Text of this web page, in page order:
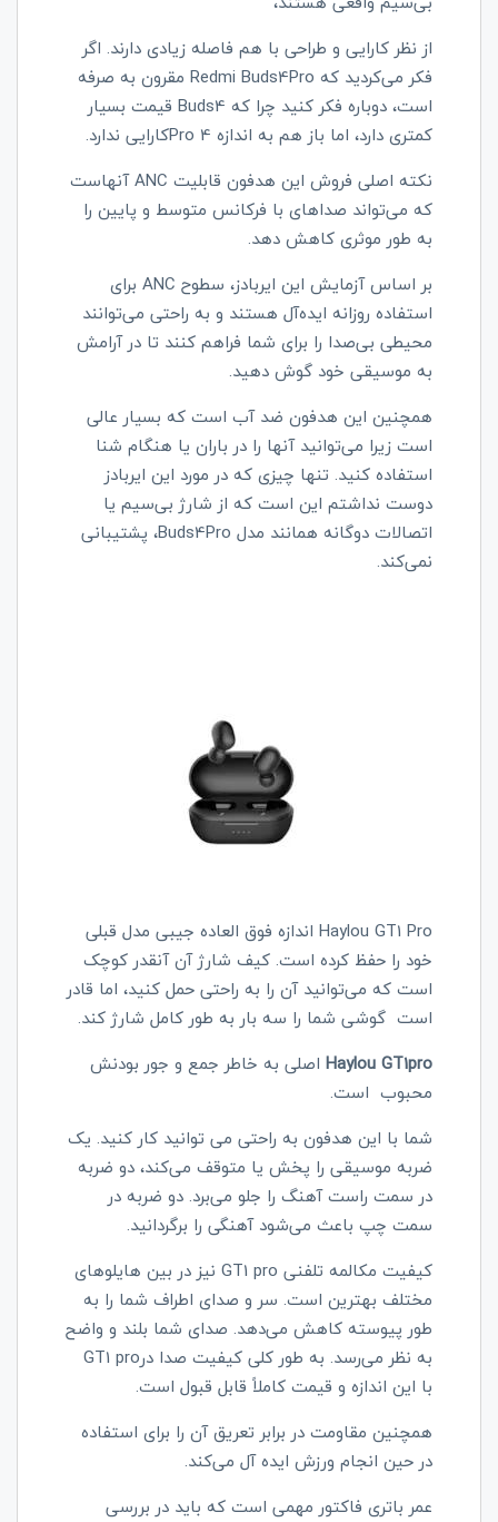
از نظر کارایی و طراحی با هم فاصله زیادی دارند. اگر
فکر می‌کردید کهRedmi Buds4Pro مقرون به صرفه
است، دوباره فکر کنید چرا کهBuds4 قیمت بسیار
کمتری دارد، اما باز هم به اندازه 4
Proکارایی ندارد.
نکته اصلی فروش این هدفون قابلیتANCآنهاست
که می‌تواند صداهای با فرکانس متوسط و پایین را
به طور موثری کاهش دهد.
بر اساس آزمایش این ایربادز، سطوحANC برای
استفاده روزانه ایده‌آل هستند و به راحتی می‌توانند
محیطی بی‌صدا را برای شما فراهم کنند تا در آرامش
به موسیقی خود گوش دهید.
همچنین این هدفون ضد آب است که بسیار عالی
است زیرا می‌توانید آنها را در باران یا هنگام شنا
استفاده کنید. تنها چیزی که در مورد این ایربادز
دوست نداشتم این است که از شارژ بی‌سیم یا
اتصالات دوگانه همانند مدل Buds4Pro، پشتیبانی
نمی‌کند.
Haylou GT1 Proاندازه فوق العاده جیبی مدل قبلی
خود را حفظ کرده است. کیف شارژ آن آنقدر کوچک
است که می‌توانید آن را به راحتی حمل کنید، اما قادر
است گوشی شما را سه بار به طور کامل شارژ کند.
Haylou GT1pro اصلی به خاطر جمع و جور بودنش
محبوب است.
شما با این هدفون به راحتی می توانید کار کنید. یک
ضربه موسیقی را پخش یا متوقف می‌کند، دو ضربه
در سمت راست آهنگ را جلو می‌برد. دو ضربه در
سمت چپ باعث می‌شود آهنگی را برگردانید.
کیفیت مکالمه تلفنی GT1 proنیز در بین هایلوهای
مختلف بهترین است. سر و صدای اطراف شما را به
طور پیوسته کاهش می‌دهد. صدای شما بلند و واضح
به نظر می‌رسد. به طور کلی کیفیت صدا درGT1 pro
با این اندازه و قیمت کاملاً قابل قبول است.
همچنین مقاومت در برابر تعریق آن را برای استفاده
در حین انجام ورزش ایده آل می‌کند.
عمر باتری فاکتور مهمی است که باید در بررسی